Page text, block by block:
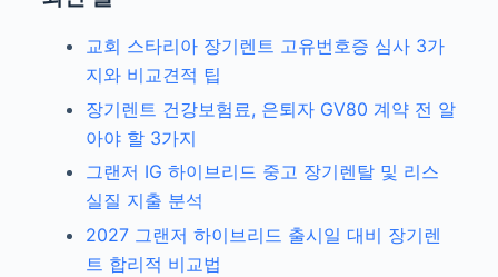
교회 스타리아 장기렌트 고유번호증 심사 3가
지와 비교견적 팁
장기렌트 건강보험료, 은퇴자 GV80 계약 전 알
아야 할 3가지
그랜저 IG 하이브리드 중고 장기렌탈 및 리스
실질 지출 분석
2027 그랜저 하이브리드 출시일 대비 장기렌
트 합리적 비교법